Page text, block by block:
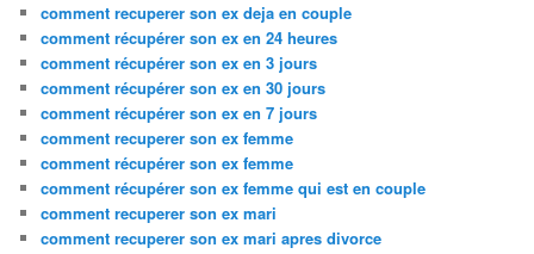
comment recuperer son ex deja en couple
comment récupérer son ex en 24 heures
comment récupérer son ex en 3 jours
comment récupérer son ex en 30 jours
comment récupérer son ex en 7 jours
comment recuperer son ex femme
comment récupérer son ex femme
comment récupérer son ex femme qui est en couple
comment recuperer son ex mari
comment recuperer son ex mari apres divorce